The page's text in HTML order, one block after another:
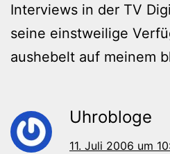
Interviews in der TV
seine einstweilige
aushebelt auf meinem
Uhrobloge
11. Juli 2006 um